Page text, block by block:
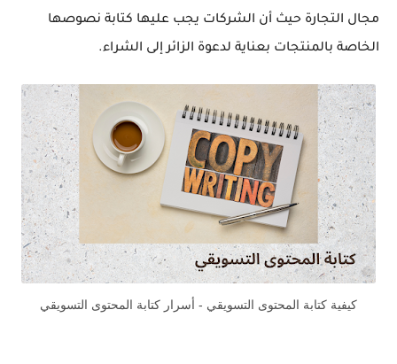
مجال التجارة حيث أن الشركات يجب عليها كتابة نصوصها
الخاصة بالمنتجات بعناية لدعوة الزائر إلى الشراء.
كيفية كتابة المحتوى التسويقي - أسرار كتابة المحتوى التسويقي